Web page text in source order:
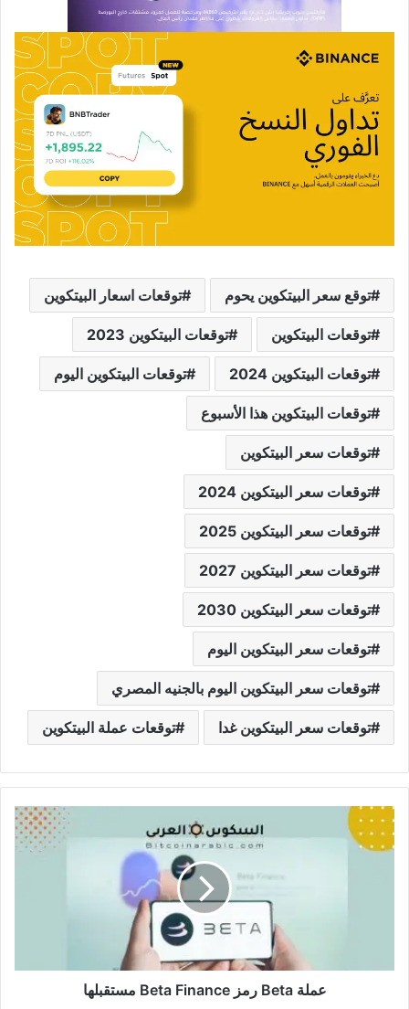
توقع سعر البيتكوين يحوم توقعات اسعار البيتكوين
توقعات البيتكوين توقعات البيتكوين 2023
توقعات البيتكوين 2024 توقعات البيتكوين اليوم
توقعات البيتكوين هذا الأسبوع
توقعات سعر البيتكوين
توقعات سعر البيتكوين 2024
توقعات سعر البيتكوين 2025
توقعات سعر البيتكوين 2027
توقعات سعر البيتكوين 2030
توقعات سعر البيتكوين اليوم
توقعات سعر البيتكوين اليوم بالجنيه المصري
توقعات سعر البيتكوين غدا توقعات عملة البيتكوين
عملة
Beta
رمز
عملة Beta رمز Beta Finance مستقبلها